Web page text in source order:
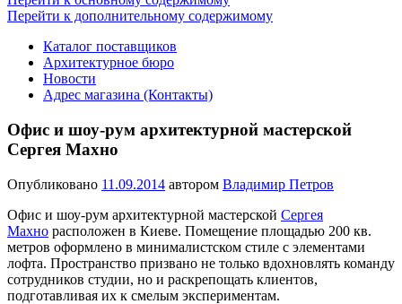
Перейти к дополнительному содержимому
Каталог поставщиков
Архитектурное бюро
Новости
Адрес магазина (Контакты)
Офис и шоу-рум архитектурной мастерской
Сергея Махно
Опубликовано 11.09.2014 автором Владимир Петров
Офис и шоу-рум архитектурной мастерской Сергея
Махно расположен в Киеве. Помещение площадью 200 кв.
метров оформлено в минималистском стиле с элементами
лофта. Пространство призвано не только вдохновлять команду
сотрудников студии, но и раскрепощать клиентов,
подготавливая их к смелым экспериментам.